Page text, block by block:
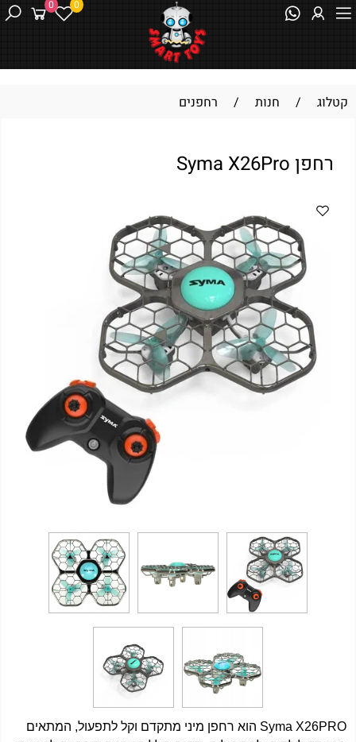
0 0
קטלוג / חנות / רחפנים
רחפן Syma X26Pro
Syma X26PRO הוא רחפן מיני מתקדם וקל לתפעול, המתאים